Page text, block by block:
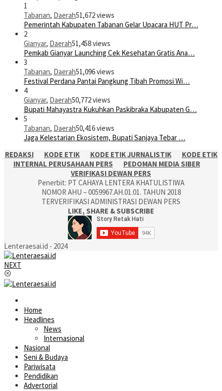
1
Tabanan, Daerah51,672 views
Pemerintah Kabupaten Tabanan Gelar Upacara HUT Pr…
2
Gianyar, Daerah51,458 views
Pemkab Gianyar Launching Cek Kesehatan Gratis Ana…
3
Tabanan, Daerah51,096 views
Festival Perdana Pantai Pangkung Tibah Promosi Wi…
4
Gianyar, Daerah50,772 views
Bupati Mahayastra Kukuhkan Paskibraka Kabupaten G…
5
Tabanan, Daerah50,416 views
Jaga Kelestarian Ekosistem, Bupati Sanjaya Tebar …
REDAKSI
KODE ETIK KODE ETIK JURNALISTIK
KODE ETIK
INTERNAL PERUSAHAAN PERS
PEDOMAN MEDIA SIBER
VERIFIKASI DEWAN PERS
Penerbit: PT CAHAYA LENTERA KHATULISTIWA
NOMOR AHU – 0059967.AH.01.01. TAHUN 2018
TERVERIFIKASI ADMINISTRASI DEWAN PERS
LIKE, SHARE & SUBSCRIBE
Lenteraesai.id - 2024
NEXT
Home
Headlines
News
Internasional
Nasional
Seni & Budaya
Pariwisata
Pendidikan
Advertorial